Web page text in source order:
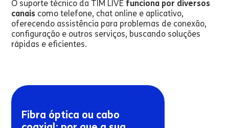
O suporte técnico da TIM LIVE funciona por diversos
canais como telefone, chat online e aplicativo,
oferecendo assistência para problemas de conexão,
configuração e outros serviços, buscando soluções
rápidas e eficientes.
Fibra óptica ou cabo